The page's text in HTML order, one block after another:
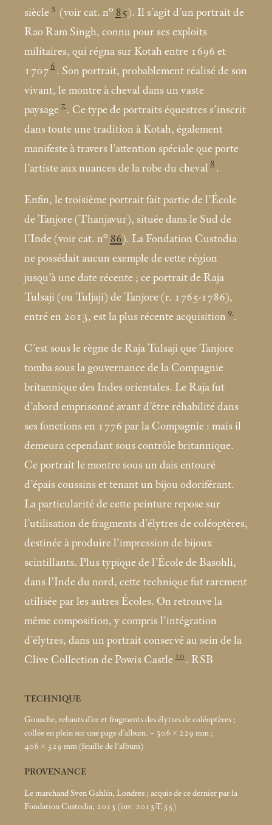
siècle 5 (voir cat. n° 85). Il s’agit d’un portrait de
Rao Ram Singh, connu pour ses exploits
militaires, qui régna sur Kotah entre 1696 et
1707 6 . Son portrait, probablement réalisé de son
vivant, le montre à cheval dans un vaste
paysage 7 . Ce type de portraits équestres s’inscrit
dans toute une tradition à Kotah, également
manifeste à travers l’attention spéciale que porte
l’artiste aux nuances de la robe du cheval 8 .
Enfin, le troisième portrait fait partie de l’École
de Tanjore (Thanjavur), située dans le Sud de
l’Inde (voir cat. n° 86). La Fondation Custodia
ne possédait aucun exemple de cette région
jusqu’à une date récente ; ce portrait de Raja
Tulsaji (ou Tuljaji) de Tanjore (r. 1765-1786),
entré en 2013, est la plus récente acquisition 9 .
C’est sous le règne de Raja Tulsaji que Tanjore
tomba sous la gouvernance de la Compagnie
britannique des Indes orientales. Le Raja fut
d’abord emprisonné avant d’être réhabilité dans
ses fonctions en 1776 par la Compagnie : mais il
demeura cependant sous contrôle britannique.
Ce portrait le montre sous un dais entouré
d’épais coussins et tenant un bijou odoriférant.
La particularité de cette peinture repose sur
l’utilisation de fragments d’élytres de coléoptères,
destinée à produire l’impression de bijoux
scintillants. Plus typique de l’École de Basohli,
dans l’Inde du nord, cette technique fut rarement
utilisée par les autres Écoles. On retrouve la
même composition, y compris l’intégration
d’élytres, dans un portrait conservé au sein de la
Clive Collection de Powis Castle 10 . RSB
TECHNIQUE
Gouache, rehauts d’or et fragments des élytres de coléoptères ;
collée en plein sur une page d’album. – 306 × 229 mm ;
406 × 329 mm (feuille de l’album)
PROVENANCE
Le marchand Sven Gahlin, Londres ; acquis de ce dernier par la
Fondation Custodia, 2013 (inv. 2013-T.35)